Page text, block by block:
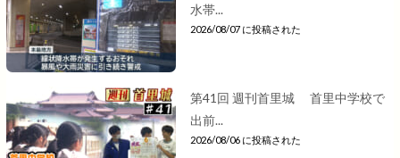
水帯...
2026/08/07 に投稿された
第41回 週刊首里城 首里中学校で
出前...
2026/08/06 に投稿された